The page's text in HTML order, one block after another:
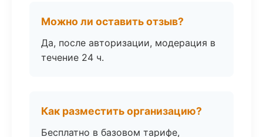
Можно ли оставить отзыв?
Да, после авторизации, модерация в
течение 24 ч.
Как разместить организацию?
Бесплатно в базовом тарифе,